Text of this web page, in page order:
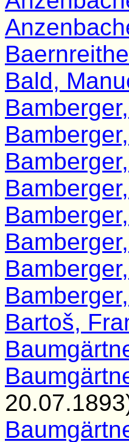
Bald,
Bartoš,